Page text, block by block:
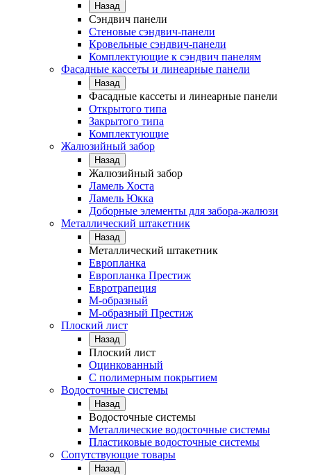
Назад
Сэндвич панели
Стеновые сэндвич-панели
Кровельные сэндвич-панели
Комплектующие к сэндвич панелям
Фасадные кассеты и линеарные панели
Назад
Фасадные кассеты и линеарные панели
Открытого типа
Закрытого типа
Комплектующие
Жалюзийный забор
Назад
Жалюзийный забор
Ламель Хоста
Ламель Юкка
Доборные элементы для забора-жалюзи
Металлический штакетник
Назад
Металлический штакетник
Европланка
Европланка Престиж
Евротрапеция
М-образный
М-образный Престиж
Плоский лист
Назад
Плоский лист
Оцинкованный
С полимерным покрытием
Водосточные системы
Назад
Водосточные системы
Металлические водосточные системы
Пластиковые водосточные системы
Сопутствующие товары
Назад